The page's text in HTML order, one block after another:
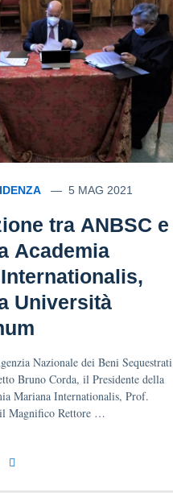
5 MAG 2021
tra ANBSC e
Academia
Università
Nazionale dei Beni Sequestrati
Bruno Corda, il Presidente della
Mariana Internationalis, Prof.
Magnifico Rettore …